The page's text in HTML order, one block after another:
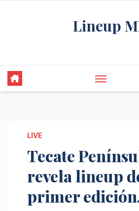
Lineup
LIVE
Tecate
revela lineup
primer